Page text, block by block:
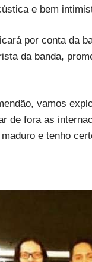
e bem
por conta da
da banda,
vamos
de fora as
e tenho